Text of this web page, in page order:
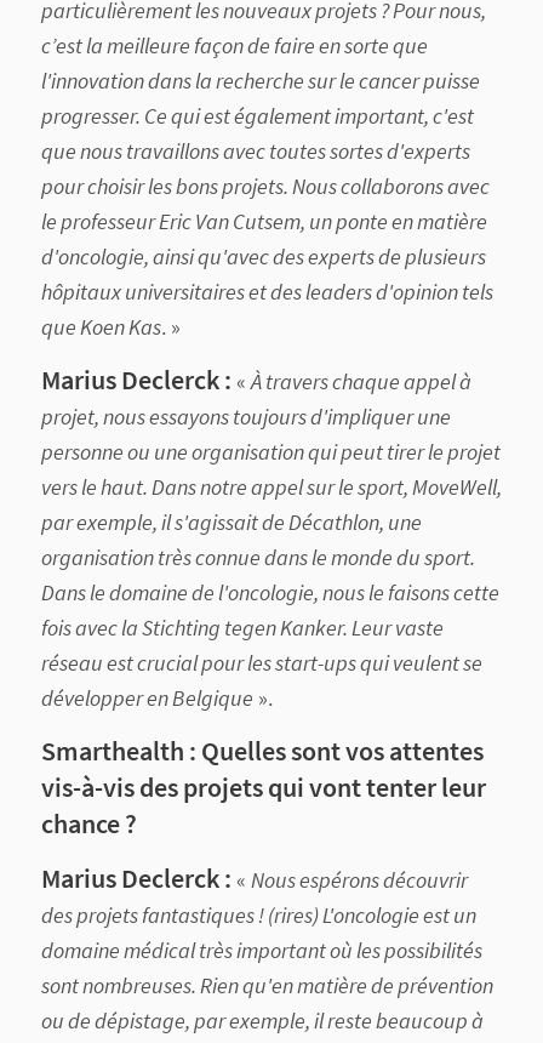
particulièrement les nouveaux projets ? Pour nous,
c’est la meilleure façon de faire en sorte que
l'innovation dans la recherche sur le cancer puisse
progresser. Ce qui est également important, c'est
que nous travaillons avec toutes sortes d'experts
pour choisir les bons projets. Nous collaborons avec
le professeur Eric Van Cutsem, un ponte en matière
d'oncologie, ainsi qu'avec des experts de plusieurs
hôpitaux universitaires et des leaders d'opinion tels
que Koen Kas. »
Marius Declerck : «À travers chaque appel à
projet, nous essayons toujours d'impliquer une
personne ou une organisation qui peut tirer le projet
vers le haut. Dans notre appel sur le sport, MoveWell,
par exemple, il s'agissait de Décathlon, une
organisation très connue dans le monde du sport.
Dans le domaine de l'oncologie, nous le faisons cette
fois avec la Stichting tegen Kanker. Leur vaste
réseau est crucial pour les start-ups qui veulent se
développer en Belgique ».
Smarthealth : Quelles sont vos attentes
vis-à-vis des projets qui vont tenter leur
chance ?
Marius Declerck : « Nous espérons découvrir
des projets fantastiques ! (rires) L'oncologie est un
domaine médical très important où les possibilités
sont nombreuses. Rien qu'en matière de prévention
ou de dépistage, par exemple, il reste beaucoup à